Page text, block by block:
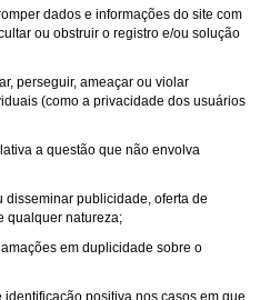
dados e informações do site com
ou obstruir o registro e/ou solução
perseguir, ameaçar ou violar
(como a privacidade dos usuários
a questão que não envolva
disseminar publicidade, oferta de
qualquer natureza;
em duplicidade sobre o
positiva nos casos em que